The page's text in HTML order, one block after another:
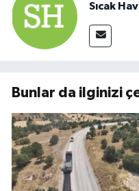
Sıcak
Bunlar da ilginizi